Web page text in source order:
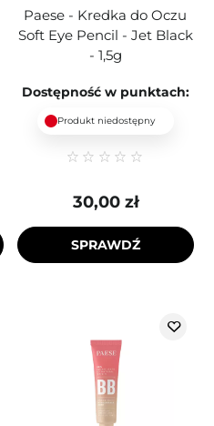
Paese - Kredka do Oczu
Soft Eye Pencil - Jet Black
- 1,5g
Dostępność w punktach:
Produkt niedostępny
30,00 zł
SPRAWDŹ